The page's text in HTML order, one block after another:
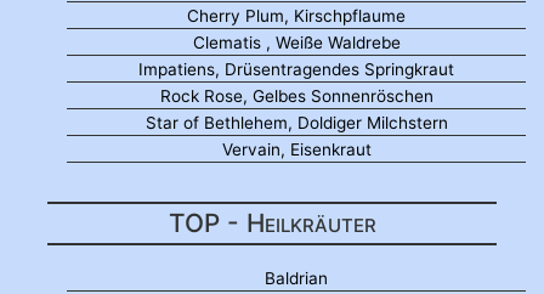
Cherry Plum, Kirschpflaume
Clematis , Weiße Waldrebe
Impatiens, Drüsentragendes Springkraut
Rock Rose, Gelbes Sonnenröschen
Star of Bethlehem, Doldiger Milchstern
Vervain, Eisenkraut
TOP - Heilkräuter
Baldrian